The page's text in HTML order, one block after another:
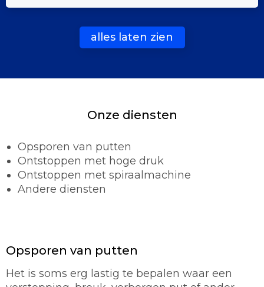
alles laten zien
Onze diensten
Opsporen van putten
Ontstoppen met hoge druk
Ontstoppen met spiraalmachine
Andere diensten
Opsporen van putten
Het is soms erg lastig te bepalen waar een